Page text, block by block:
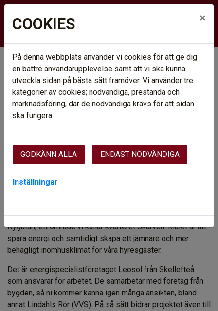
Hem
Nyhetsarkiv
Energismart boende i kvarteret
Skarven/Ejdern
ENERGISMART BOENDE I
KVARTERET
utan att tumma på komforten
värmesystemet i flera av våra hus på Östra Skolgatan och
Nygatan, ett område vi kallar kvarteret Skarven. Målet är att
spara energi och samtidigt skapa ett jämnare och mer
behagligt inomhusklimat för våra hyresgäster.
Det är energispecialistföretaget Leosol från Skellefteå
som ansvarar för arbetet. De samarbetar med företag från
bygden, så ni kommer känna igen många ansikten, bland
annat Lindahls Rör (VVS). På så sätt bidrar projektet även till
COOKIES ×
På denna webbplats använder vi cookies för att ge dig
en bättre användarupplevelse samt att vi ska kunna
utveckla sidan på bästa sätt framöver. Vi använder tre
kategorier av cookies; nödvändiga, prestanda och
marknadsföring, där de nödvändiga krävs för att sidan
ska fungera.
GODKÄNN ALLA ENDAST NÖDVÄNDIGA
Inställningar